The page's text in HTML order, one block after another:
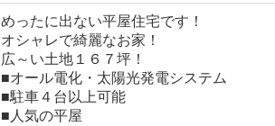
めったに出ない平屋住宅です！
オシャレで綺麗なお家！
広～い土地１６７坪！
■オール電化・太陽光発電システム
■駐車４台以上可能
■人気の平屋